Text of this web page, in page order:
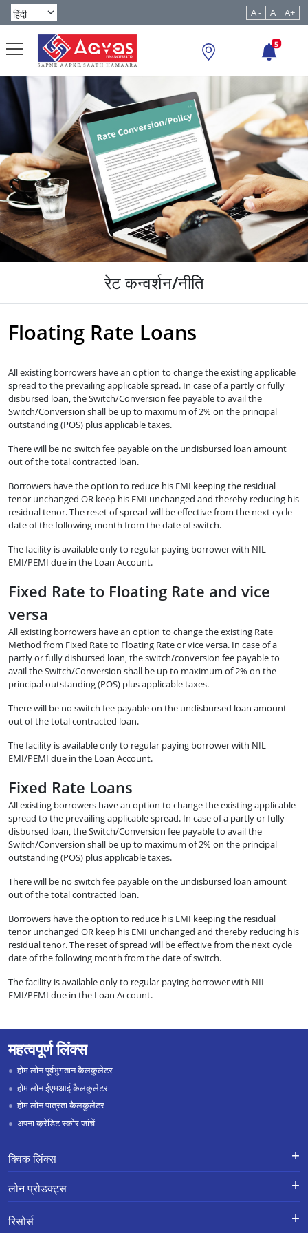
A - A A+
5
रेट कन्वर्शन/नीति
Floating Rate Loans
All existing borrowers have an option to change the existing applicable
spread to the prevailing applicable spread. In case of a partly or fully
disbursed loan, the Switch/Conversion fee payable to avail the
Switch/Conversion shall be up to maximum of 2% on the principal
outstanding (POS) plus applicable taxes.
There will be no switch fee payable on the undisbursed loan amount
out of the total contracted loan.
Borrowers have the option to reduce his EMI keeping the residual
tenor unchanged OR keep his EMI unchanged and thereby reducing his
residual tenor. The reset of spread will be effective from the next cycle
date of the following month from the date of switch.
The facility is available only to regular paying borrower with NIL
EMI/PEMI due in the Loan Account.
Fixed Rate to Floating Rate and vice
versa
All existing borrowers have an option to change the existing Rate
Method from Fixed Rate to Floating Rate or vice versa. In case of a
partly or fully disbursed loan, the switch/conversion fee payable to
avail the Switch/Conversion shall be up to maximum of 2% on the
principal outstanding (POS) plus applicable taxes.
There will be no switch fee payable on the undisbursed loan amount
out of the total contracted loan.
The facility is available only to regular paying borrower with NIL
EMI/PEMI due in the Loan Account.
Fixed Rate Loans
All existing borrowers have an option to change the existing applicable
spread to the prevailing applicable spread. In case of a partly or fully
disbursed loan, the Switch/Conversion fee payable to avail the
Switch/Conversion shall be up to maximum of 2% on the principal
outstanding (POS) plus applicable taxes.
There will be no switch fee payable on the undisbursed loan amount
out of the total contracted loan.
Borrowers have the option to reduce his EMI keeping the residual
tenor unchanged OR keep his EMI unchanged and thereby reducing his
residual tenor. The reset of spread will be effective from the next cycle
date of the following month from the date of switch.
The facility is available only to regular paying borrower with NIL
EMI/PEMI due in the Loan Account.
महत्वपूर्ण लिंक्स
होम लोन पूर्वभुगतान कैलकुलेटर
होम लोन ईएमआई कैलकुलेटर
होम लोन पात्रता कैलकुलेटर
अपना क्रेडिट स्कोर जांचें
क्विक लिंक्स
लोन के लिए एप्लाई करें
लोन प्रोडक्ट्स
हमारे बारे में
लोन प्रोडक्ट्स
होम लोन
रिसोर्स